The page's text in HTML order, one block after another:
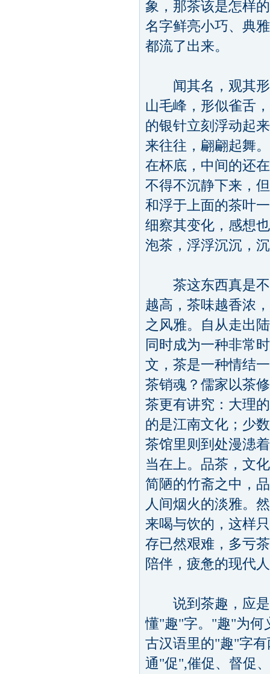
象，那茶该是怎样
名字鲜亮小巧、典
都流了出来。
闻其名，观其形
山毛峰，形似雀舌
的银针立刻浮动起
来往往，翩翩起舞
在杯底，中间的还
不得不沉静下来，
和浮于上面的茶叶
细察其变化，感想
泡茶，浮浮沉沉，
茶这东西真是不
越高，茶味越香浓
之风雅。自从走出
同时成为一种非常
文，茶是一种情结
茶销魂？儒家以茶
茶更有讲究：大理
的是江南文化；少
茶馆里则到处漫漶
当在上。品茶，文
简陋的竹斋之中，
人间烟火的淡雅。
来喝与饮的，这样
存已然艰难，多亏
陪伴，疲惫的现代
说到茶趣，应是"
懂"趣"字。"趣"为何
古汉语里的"趣"字
通"促",催促、督促